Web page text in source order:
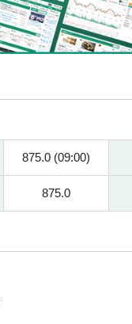
875.0 (09:00)
875.0